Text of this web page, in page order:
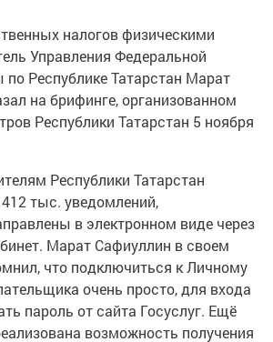
налогов физическими
Управления Федеральной
Республике Татарстан Марат
на брифинге, организованном
Республики Татарстан 5 ноября
Республики Татарстан
тыс. уведомлений,
в электронном виде через
Марат Сафиуллин в своем
что подключиться к Личному
очень просто, для входа
пароль от сайта Госуслуг. Ещё
возможность получения